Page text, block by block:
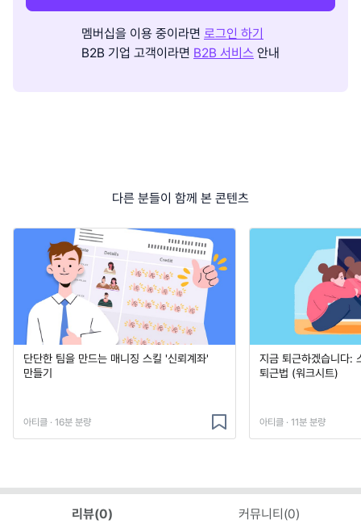
멤버십을 이용 중이라면 로그인 하기
B2B 기업 고객이라면 B2B 서비스 안내
다른 분들이 함께 본 콘텐츠
단단한 팀을 만드는 매니징 스킬 '신뢰계좌'
만들기
아티클 · 16분 분량
지금 퇴근하겠습니다:
퇴근법 (워크시트)
아티클 · 11분 분량
리뷰(0) 커뮤니티(0)